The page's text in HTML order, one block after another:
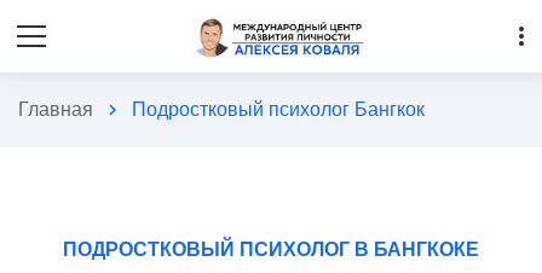
more_vert
Главная chevron_right Подростковый психолог Бангкок
ПОДРОСТКОВЫЙ ПСИХОЛОГ В БАНГКОКЕ